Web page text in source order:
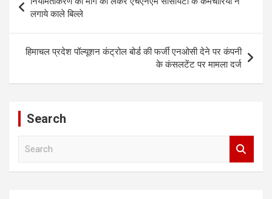
navigation
लगाये काले बिल्ले
हिमाचल प्रदेश पॉल्यूशन कंट्रोल बोर्ड की फर्जी एनओसी देने पर कंपनी
के कंसलटेंट पर मामला दर्ज
Search